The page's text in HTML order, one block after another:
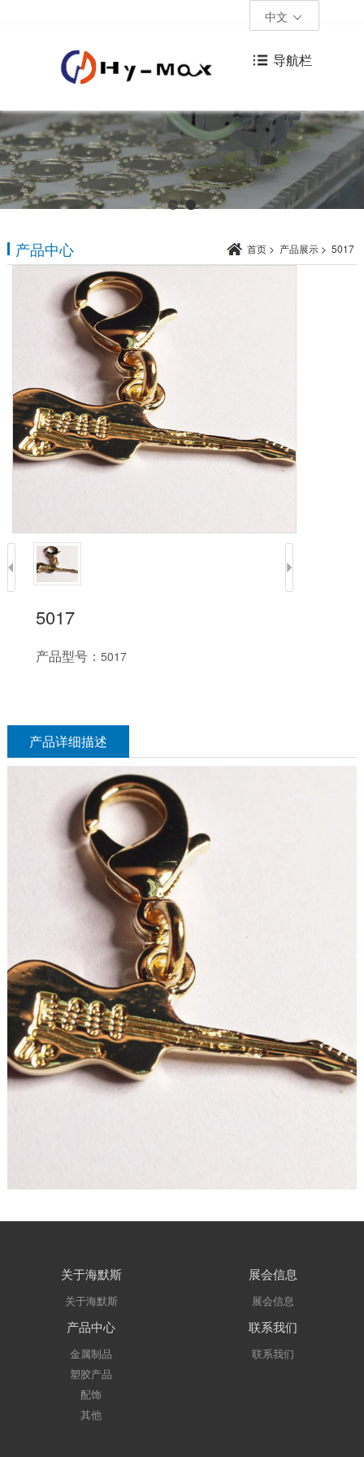
中文
导航栏
产品中心 首页 > 产品展示 > 5017
5017
产品型号：5017
产品详细描述
关于海默斯
关于海默斯
展会信息
展会信息
产品中心
金属制品
塑胶产品
配饰
其他
联系我们
联系我们